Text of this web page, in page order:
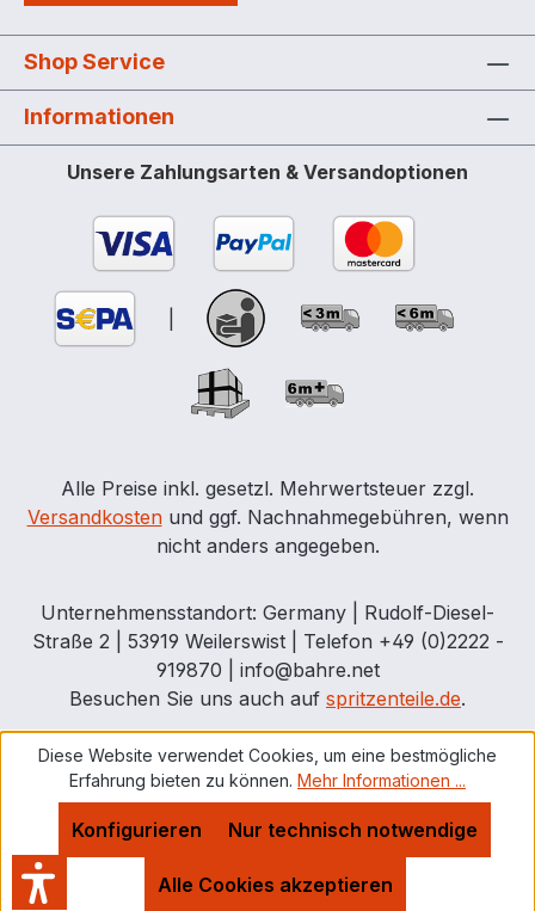
Standardbehälter werden grundiert und
lackiert. Wir übernehmen eine
Jahren. Folgende Größen (Höhe mit
Entlüftungsrohr) stehen zur Auswahl:
Inhalt Liter Maße cm (l x b x h) Tank ø cm
DIN-EN Gewicht kg Bestell-Nr. 4000 233
x 178 x 233 160 12285-2 Klasse B 1100
CH7580 5000 280 x 178 x 233 160 12285-
2 Klasse B 1500 CH11939 7500 409 x 178
x 233 160 12285-2 Klasse B 1800 CH7377
Klasse B 2200 CH7378 15.000 782 x 178
x 233 160 12285-2 Klasse B 3000 CH8140
270 200 12285-2 Klasse B 5200 CH8142
Shop Service
Informationen
Unsere Zahlungsarten & Versandoptionen
Alle Preise inkl. gesetzl. Mehrwertsteuer zzgl.
Versandkostenund ggf. Nachnahmegebühren, wenn
nicht anders angegeben.
Unternehmensstandort: Germany | Rudolf-Diesel-
Straße 2 | 53919 Weilerswist | Telefon +49 (0)2222 -
919870 | info@bahre.net
Besuchen Sie uns auch auf spritzenteile.de.
Diese Website verwendet Cookies, um eine bestmögliche
Erfahrung bieten zu können. Mehr Informationen ...
Nur technisch notwendige
Konfigurieren
Alle Cookies akzeptieren